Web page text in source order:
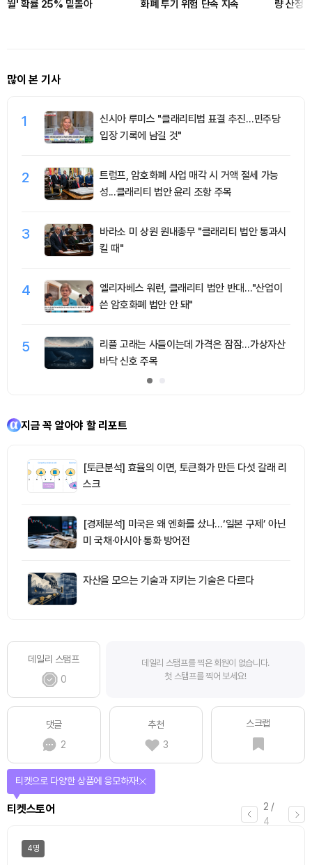
월' 확률 25% 밑돌아 화폐 투기 위험 단속 지속 량 산정
많이 본 기사
1
신시아 루미스 "클래리티법 표결 추진…민주당
입장 기록에 남길 것"
2
트럼프, 암호화폐 사업 매각 시 거액 절세 가능
성...클래리티 법안 윤리 조항 주목
3
바라소 미 상원 원내총무 "클래리티 법안 통과시
킬 때"
4
엘리자베스 워런, 클래리티 법안 반대…"산업이
쓴 암호화폐 법안 안 돼"
5
리플 고래는 사들이는데 가격은 잠잠…가상자산
바닥 신호 주목
지금 꼭 알아야 할 리포트
[토큰분석] 효율의 이면, 토큰화가 만든 다섯 갈래 리
스크
[경제분석] 미국은 왜 엔화를 샀나…‘일본 구제’ 아닌
미 국채·아시아 통화 방어전
자산을 모으는 기술과 지키는 기술은 다르다
데일리 스탬프
0
데일리 스탬프를 찍은 회원이 없습니다.
첫 스탬프를 찍어 보세요!
댓글
2
추천
3
스크랩
2 /
4
티켓스토어
티켓으로 다양한 상품에 응모하자!
4명